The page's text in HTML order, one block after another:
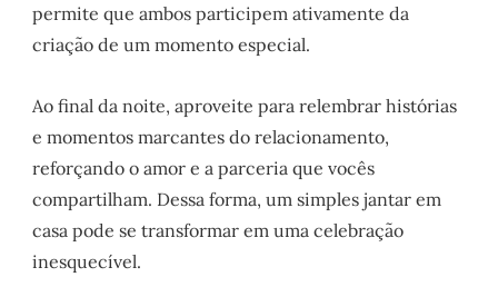
permite que ambos participem ativamente da
criação de um momento especial.
Ao final da noite, aproveite para relembrar histórias
e momentos marcantes do relacionamento,
reforçando o amor e a parceria que vocês
compartilham. Dessa forma, um simples jantar em
casa pode se transformar em uma celebração
inesquecível.